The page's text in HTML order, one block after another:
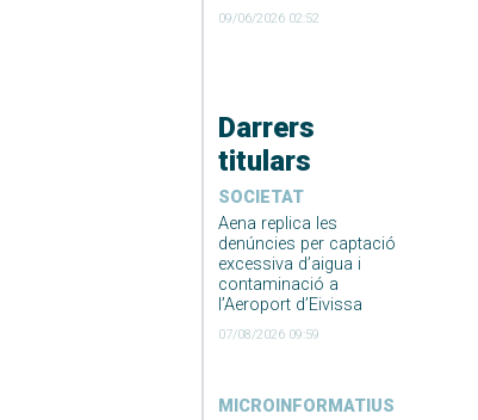
09/06/2026 02:52
Darrers
titulars
SOCIETAT
Aena replica les
denúncies per captació
excessiva d’aigua i
contaminació a
l’Aeroport d’Eivissa
07/08/2026 09:59
MICROINFORMATIUS